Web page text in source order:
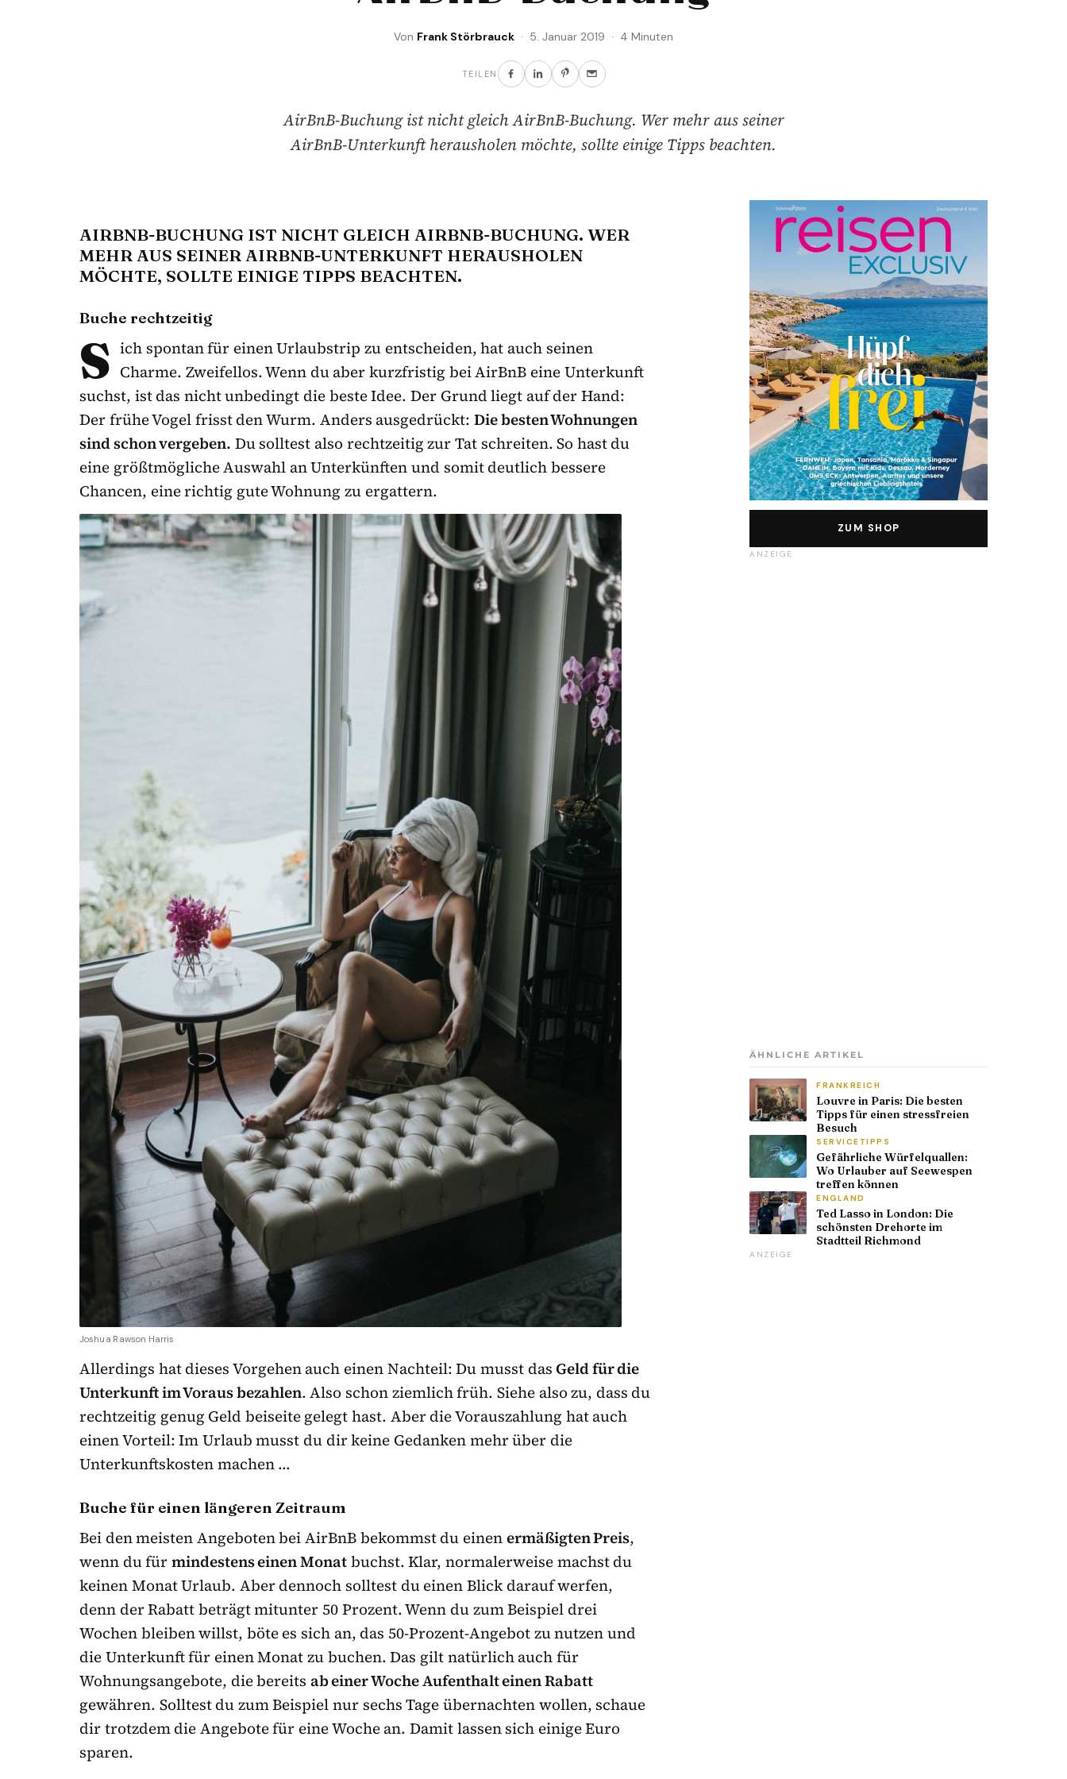
Von Frank Störbrauck · 5. Januar 2019 · 4 Minuten
TEILEN
AirBnB-Buchung ist nicht gleich AirBnB-Buchung. Wer mehr aus seiner
AirBnB-Unterkunft herausholen möchte, sollte einige Tipps beachten.
AIRBNB-BUCHUNG IST NICHT GLEICH AIRBNB-BUCHUNG. WER
MEHR AUS SEINER AIRBNB-UNTERKUNFT HERAUSHOLEN
MÖCHTE, SOLLTE EINIGE TIPPS BEACHTEN.
Buche rechtzeitig
S ich spontan für einen Urlaubstrip zu entscheiden, hat auch seinen
Charme. Zweifellos. Wenn du aber kurzfristig bei AirBnB eine Unterkunft
suchst, ist das nicht unbedingt die beste Idee. Der Grund liegt auf der Hand:
Der frühe Vogel frisst den Wurm. Anders ausgedrückt: Die besten Wohnungen
sind schon vergeben. Du solltest also rechtzeitig zur Tat schreiten. So hast du
eine größtmögliche Auswahl an Unterkünften und somit deutlich bessere
Chancen, eine richtig gute Wohnung zu ergattern.
Joshua Rawson Harris
Allerdings hat dieses Vorgehen auch einen Nachteil: Du musst dasGeld für die
Unterkunft im Voraus bezahlen. Also schon ziemlich früh. Siehe also zu, dass du
rechtzeitig genug Geld beiseite gelegt hast. Aber die Vorauszahlung hat auch
einen Vorteil: Im Urlaub musst du dir keine Gedanken mehr über die
Unterkunftskosten machen …
Buche für einen längeren Zeitraum
Bei den meisten Angeboten bei AirBnB bekommst du einenermäßigten Preis,
wenn du fürmindestens einen Monatbuchst. Klar, normalerweise machst du
keinen Monat Urlaub. Aber dennoch solltest du einen Blick darauf werfen,
denn der Rabatt beträgt mitunter 50 Prozent. Wenn du zum Beispiel drei
Wochen bleiben willst, böte es sich an, das 50-Prozent-Angebot zu nutzen und
die Unterkunft für einen Monat zu buchen. Das gilt natürlich auch für
Wohnungsangebote, die bereits ab einer Woche Aufenthalt einen Rabatt
gewähren. Solltest du zum Beispiel nur sechs Tage übernachten wollen, schaue
dir trotzdem die Angebote für eine Woche an. Damit lassen sich einige Euro
sparen.
ZUM SHOP
ANZEIGE
ÄHNLICHE ARTIKEL
FRANKREICH
Louvre in Paris: Die besten
Tipps für einen stressfreien
Besuch
SERVICETIPPS
Gefährliche Würfelquallen:
Wo Urlauber auf Seewespen
treffen können
ENGLAND
Ted Lasso in London: Die
schönsten Drehorte im
Stadtteil Richmond
ANZEIGE